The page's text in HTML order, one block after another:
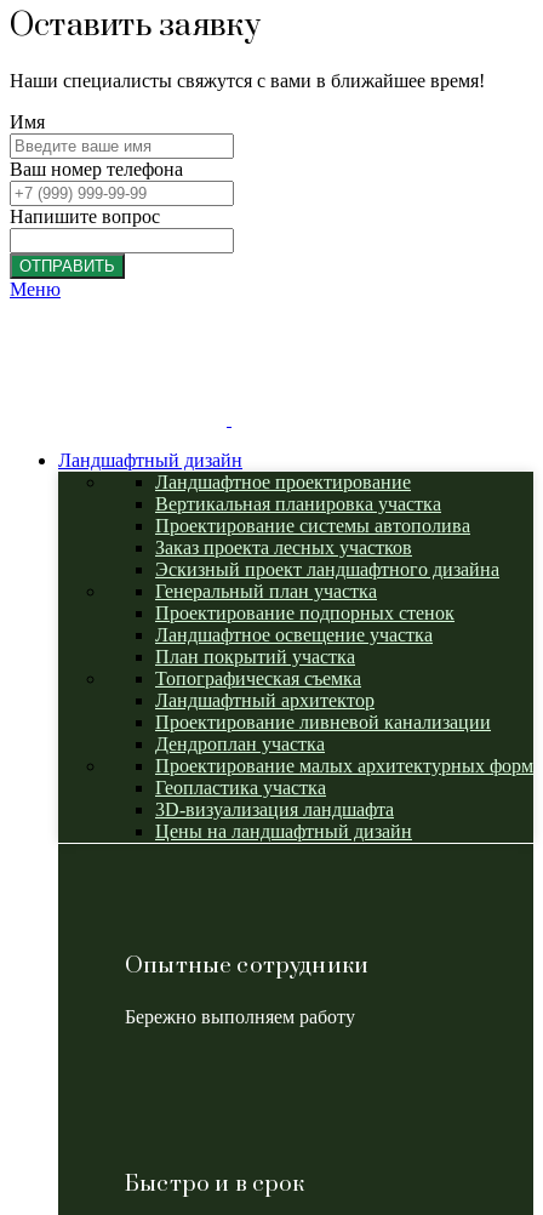
Оставить заявку
Наши специалисты свяжутся с вами в ближайшее время!
Имя
Ваш номер телефона
Напишите вопрос
ОТПРАВИТЬ
Меню
Ландшафтный дизайн
Ландшафтное проектирование
Вертикальная планировка участка
Проектирование системы автополива
Заказ проекта лесных участков
Эскизный проект ландшафтного дизайна
Генеральный план участка
Проектирование подпорных стенок
Ландшафтное освещение участка
План покрытий участка
Топографическая съемка
Ландшафтный архитектор
Проектирование ливневой канализации
Дендроплан участка
Проектирование малых архитектурных форм
Геопластика участка
3D-визуализация ландшафта
Цены на ландшафтный дизайн
Опытные сотрудники
Бережно выполняем работу
Быстро и в срок